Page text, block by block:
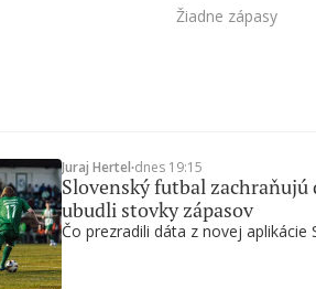
Žiadne zápasy
Čo prezradili dáta z novej aplikácie
Slovenský futbal
ubudli stovky zápasov
Juraj Hertel∙dnes 19:15